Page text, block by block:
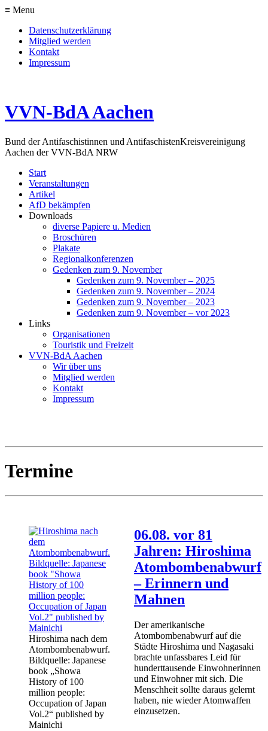
≡ Menu
Datenschutzerklärung
Mitglied werden
Kontakt
Impressum
VVN-BdA Aachen
Bund der Antifaschistinnen und AntifaschistenKreisvereinigung
Aachen der VVN-BdA NRW
Start
Veranstaltungen
Artikel
AfD bekämpfen
Downloads
diverse Papiere u. Medien
Broschüren
Plakate
Regionalkonferenzen
Gedenken zum 9. November
Gedenken zum 9. November – 2025
Gedenken zum 9. November – 2024
Gedenken zum 9. November – 2023
Gedenken zum 9. November – vor 2023
Links
Organisationen
Touristik und Freizeit
VVN-BdA Aachen
Wir über uns
Mitglied werden
Kontakt
Impressum
Termine
Hiroshima nach dem
Atombombenabwurf.
Bildquelle: Japanese
book „Showa
History of 100
million people:
Occupation of Japan
Vol.2“ published by
Mainichi
06.08. vor 81
Jahren: Hiroshima
Atombombenabwurf
– Erinnern und
Mahnen
Der amerikanische
Atombombenabwurf auf die
Städte Hiroshima und Nagasaki
brachte unfassbares Leid für
hunderttausende Einwohnerinnen
und Einwohner mit sich. Die
Menschheit sollte daraus gelernt
haben, nie wieder Atomwaffen
einzusetzen.